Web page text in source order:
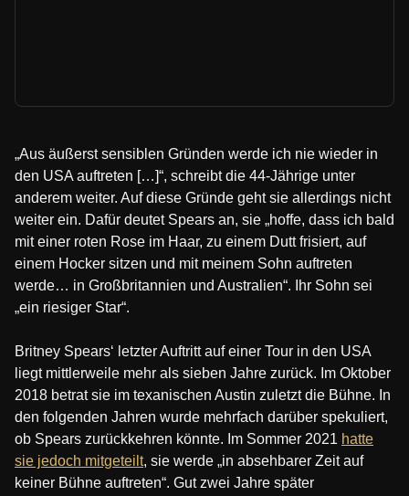
„Aus äußerst sensiblen Gründen werde ich nie wieder in
den USA auftreten […]“, schreibt die 44-Jährige unter
anderem weiter. Auf diese Gründe geht sie allerdings nicht
weiter ein. Dafür deutet Spears an, sie „hoffe, dass ich bald
mit einer roten Rose im Haar, zu einem Dutt frisiert, auf
einem Hocker sitzen und mit meinem Sohn auftreten
werde… in Großbritannien und Australien“. Ihr Sohn sei
„ein riesiger Star“.
Britney Spears‘ letzter Auftritt auf einer Tour in den USA
liegt mittlerweile mehr als sieben Jahre zurück. Im Oktober
2018 betrat sie im texanischen Austin zuletzt die Bühne. In
den folgenden Jahren wurde mehrfach darüber spekuliert,
ob Spears zurückkehren könnte. Im Sommer 2021 hatte
sie jedoch mitgeteilt, sie werde „in absehbarer Zeit auf
keiner Bühne auftreten“. Gut zwei Jahre später